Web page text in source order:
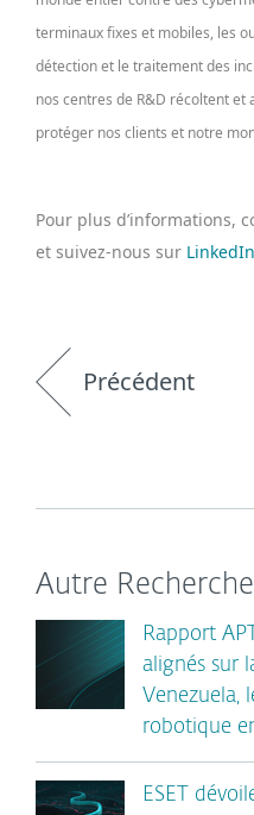
terminaux fixes et mobiles, les
détection et le traitement des
nos centres de R&D récoltent
protéger nos clients et notre
Pour plus d’informations,
et suivez-nous sur LinkedIn
Précédent
Autre Recherche
Rapport
alignés sur
Venezuela,
robotique
ESET